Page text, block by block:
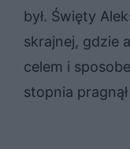
był. Święty
skrajnej, gdzie
celem i
stopnia